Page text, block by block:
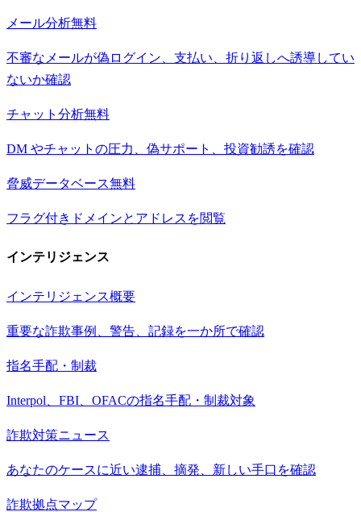
メール分析無料
不審なメールが偽ログイン、支払い、折り返しへ誘導してい
ないか確認
チャット分析無料
DM やチャットの圧力、偽サポート、投資勧誘を確認
脅威データベース無料
フラグ付きドメインとアドレスを閲覧
インテリジェンス
インテリジェンス概要
重要な詐欺事例、警告、記録を一か所で確認
指名手配・制裁
Interpol、FBI、OFACの指名手配・制裁対象
詐欺対策ニュース
あなたのケースに近い逮捕、摘発、新しい手口を確認
詐欺拠点マップ